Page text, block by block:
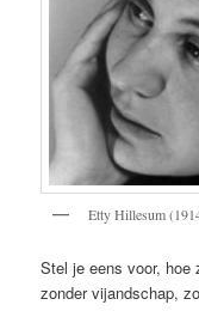
Etty Hillesum
Stel je eens voor, hoe
zonder vijandschap,